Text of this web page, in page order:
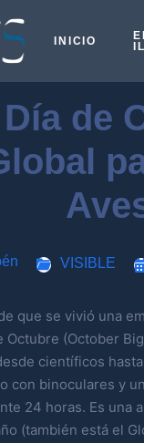
INICIO
de
VISIBLE
que se vivió una
Octubre (October
científicos
con binoculares y
24 horas. Es una
(también está el